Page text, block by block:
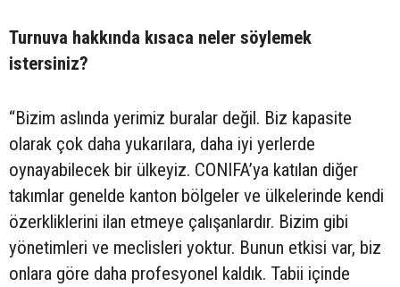
Turnuva hakkında kısaca neler söylemek
istersiniz?
“Bizim aslında yerimiz buralar değil. Biz kapasite
olarak çok daha yukarılara, daha iyi yerlerde
oynayabilecek bir ülkeyiz. CONIFA’ya katılan diğer
takımlar genelde kanton bölgeler ve ülkelerinde kendi
özerkliklerini ilan etmeye çalışanlardır. Bizim gibi
yönetimleri ve meclisleri yoktur. Bunun etkisi var, biz
onlara göre daha profesyonel kaldık. Tabii içinde